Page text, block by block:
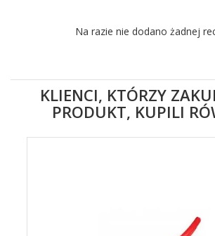
Na razie nie dodano żadnej
KLIENCI, KTÓRZY
PRODUKT, KUPILI